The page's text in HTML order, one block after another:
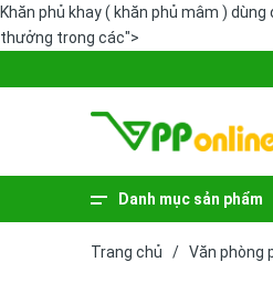
Khăn phủ khay ( khăn phủ mâm )
thưởng trong các">
Danh mục sản phẩm
Trang chủ / Văn phòng